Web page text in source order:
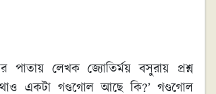
পাতায় লেখক জ্যোতির্ময় বসুরায় প্রশ্ন
একটা গণ্ডগোল আছে কি?’ গণ্ডগোল